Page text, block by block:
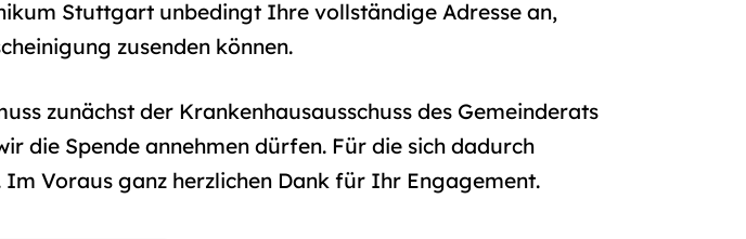
Stuttgart unbedingt Ihre vollständige Adresse an,
zusenden können.
zunächst der Krankenhausausschuss des Gemeinderats
die Spende annehmen dürfen. Für die sich dadurch
Voraus ganz herzlichen Dank für Ihr Engagement.